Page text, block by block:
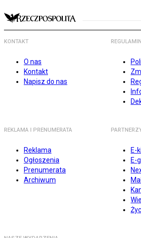
KONTAKT
O nas
Kontakt
Napisz do nas
REGULAMIN
REKLAMA I PRENUMERATA
Reklama
Ogłoszenia
Prenumerata
Archiwum
E-
E-